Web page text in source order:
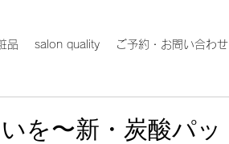
品 salon quality ご予約・お問い合わせ
を〜新・炭酸パッ